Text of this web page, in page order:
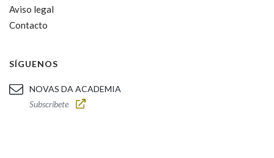
Aviso legal
Contacto
SÍGUENOS
NOVAS DA ACADEMIA
Subscríbete